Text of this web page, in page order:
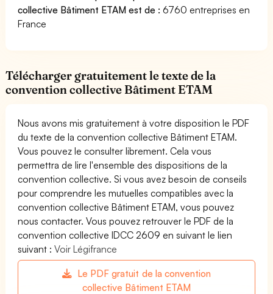
collective Bâtiment ETAM est de :6760 entreprises en
France
Télécharger gratuitement le texte de la
convention collective Bâtiment ETAM
Nous avons mis gratuitement à votre disposition le PDF
du texte de la convention collective Bâtiment ETAM.
Vous pouvez le consulter librement. Cela vous
permettra de lire l'ensemble des dispositions de la
convention collective. Si vous avez besoin de conseils
pour comprendre les mutuelles compatibles avec la
convention collective Bâtiment ETAM, vous pouvez
nous contacter. Vous pouvez retrouver le PDF de la
convention collective IDCC 2609 en suivant le lien
suivant :Voir Légifrance
Le PDF gratuit de la convention
collective Bâtiment ETAM